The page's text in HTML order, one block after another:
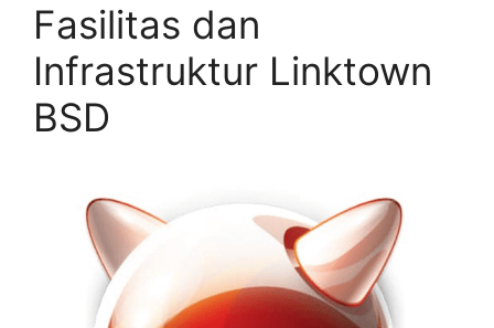
Fasilitas dan
Infrastruktur Linktown
BSD